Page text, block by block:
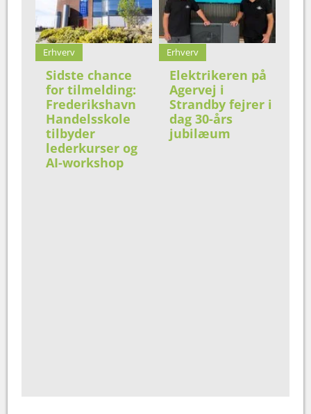
Erhverv
Sidste chance
for tilmelding:
Frederikshavn
Handelsskole
tilbyder
lederkurser og
AI-workshop
Erhverv
Elektrikeren på
Agervej i
Strandby fejrer i
dag 30-års
jubilæum